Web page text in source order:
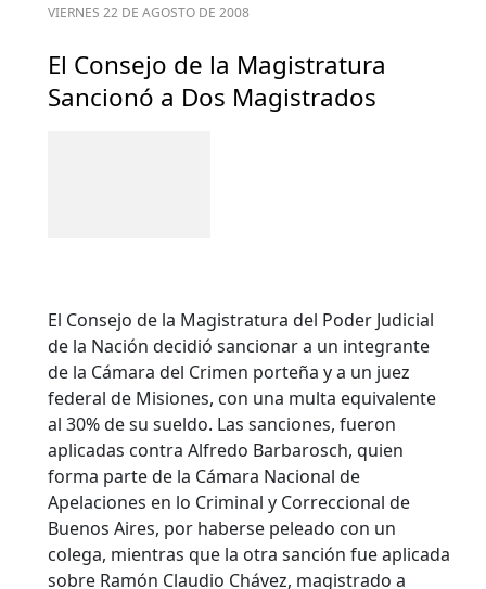
VIERNES 22 DE AGOSTO DE 2008
El Consejo de la Magistratura
Sancionó a Dos Magistrados
El Consejo de la Magistratura del Poder Judicial
de la Nación decidió sancionar a un integrante
de la Cámara del Crimen porteña y a un juez
federal de Misiones, con una multa equivalente
al 30% de su sueldo. Las sanciones, fueron
aplicadas contra Alfredo Barbarosch, quien
forma parte de la Cámara Nacional de
Apelaciones en lo Criminal y Correccional de
Buenos Aires, por haberse peleado con un
colega, mientras que la otra sanción fue aplicada
sobre Ramón Claudio Chávez, magistrado a